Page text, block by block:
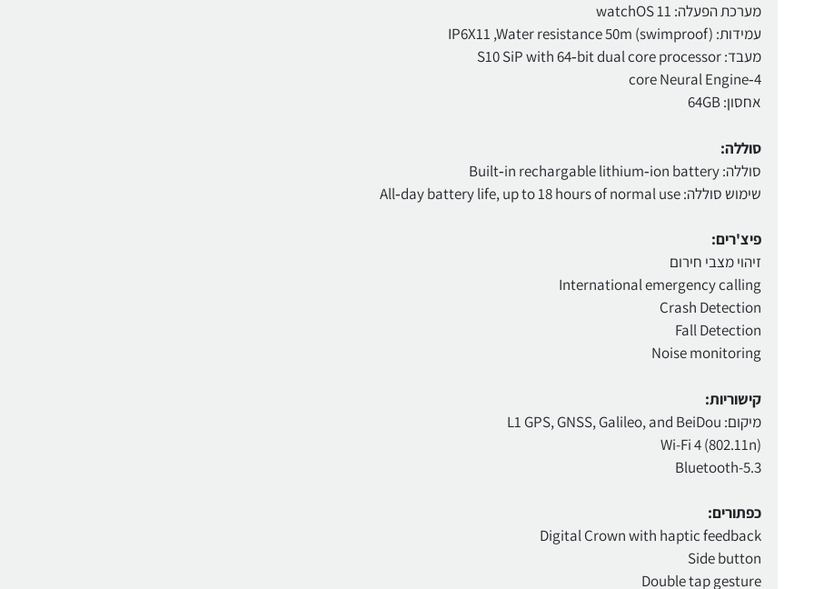
מערכת הפעלה: watchOS 11
עמידות: IP6X11 ,Water resistance 50m (swimproof)
מעבד: S10 SiP with 64‑bit dual core processor
4‑core Neural Engine
אחסון: 64GB
סוללה:
סוללה: Built‑in rechargable lithium‑ion battery
שימוש סוללה: All‑day battery life, up to 18 hours of normal use
פיצ'רים:
זיהוי מצבי חירום
International emergency calling
Crash Detection
Fall Detection
Noise monitoring
קישוריות:
מיקום: L1 GPS, GNSS, Galileo, and BeiDou
Wi-Fi 4 (802.11n)
Bluetooth-5.3
כפתורים:
Digital Crown with haptic feedback
Side button
Double tap gesture